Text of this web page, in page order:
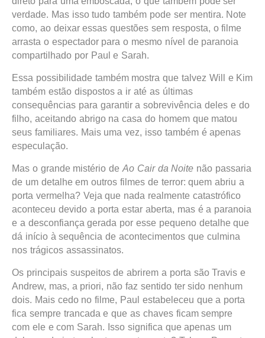
verdade. Mas isso tudo também pode ser mentira. Note
como, ao deixar essas questões sem resposta, o filme
arrasta o espectador para o mesmo nível de paranoia
compartilhado por Paul e Sarah.
Essa possibilidade também mostra que talvez Will e Kim
também estão dispostos a ir até as últimas
consequências para garantir a sobrevivência deles e do
filho, aceitando abrigo na casa do homem que matou
seus familiares. Mais uma vez, isso também é apenas
especulação.
Mas o grande mistério de Ao Cair da Noite não passaria
de um detalhe em outros filmes de terror: quem abriu a
porta vermelha? Veja que nada realmente catastrófico
aconteceu devido a porta estar aberta, mas é a paranoia
e a desconfiança gerada por esse pequeno detalhe que
dá início à sequência de acontecimentos que culmina
nos trágicos assassinatos.
Os principais suspeitos de abrirem a porta são Travis e
Andrew, mas, a priori, não faz sentido ter sido nenhum
dois. Mais cedo no filme, Paul estabeleceu que a porta
fica sempre trancada e que as chaves ficam sempre
com ele e com Sarah. Isso significa que apenas um